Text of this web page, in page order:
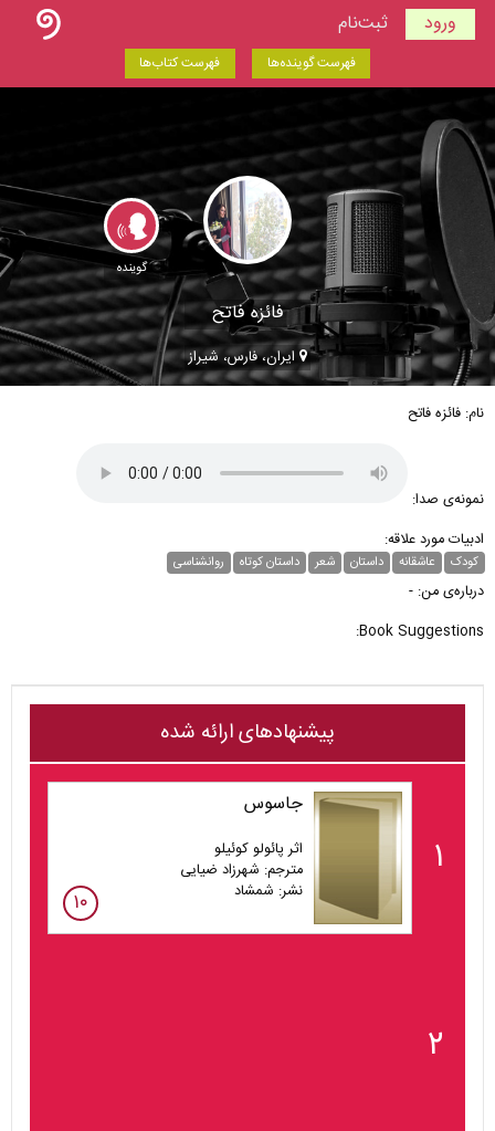
ورود ثبت‌نام
فهرست گوینده‌ها فهرست کتاب‌ها
گوینده
فائزه فاتح
ایران، فارس، شیراز
نام: فائزه فاتح
نمونه‌ی صدا:
ادبیات مورد علاقه:
کودک عاشقانه داستان شعر داستان کوتاه روانشناسی
درباره‌ی من: -
Book Suggestions:
پیشنهادهای ارائه شده
۱
جاسوس
اثر پائولو کوئیلو
مترجم: شهرزاد ضیایی
نشر: شمشاد
۱۰
۲